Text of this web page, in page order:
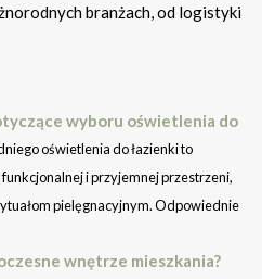
branżach, od logistyki
wyboru oświetlenia do
oświetlenia do łazienki to
i przyjemnej przestrzeni,
pielęgnacyjnym. Odpowiednie
wnętrze mieszkania?